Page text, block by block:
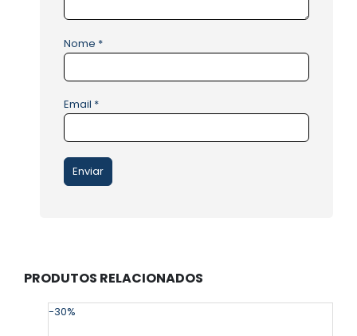
Nome *
Email *
PRODUTOS RELACIONADOS
-30%